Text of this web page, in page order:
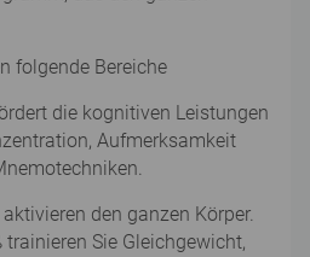
folgende Bereiche
die kognitiven Leistungen
Aufmerksamkeit
den ganzen Körper.
Sie Gleichgewicht,